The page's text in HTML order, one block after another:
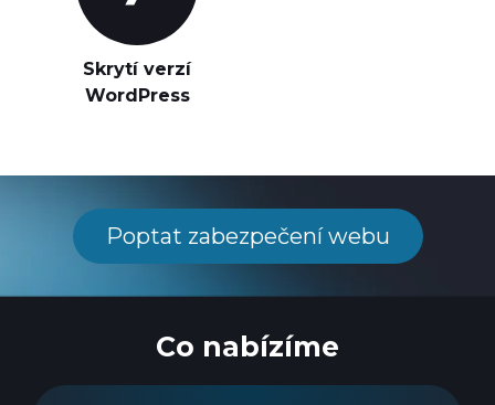
Skrytí verzí
WordPress
Poptat zabezpečení webu
Co nabízíme